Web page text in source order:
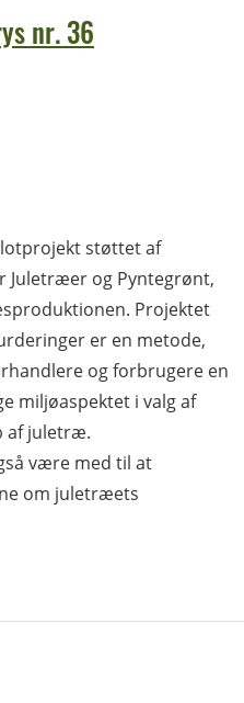
nr. 36
støttet af
Juletræer og Pyntegrønt,
Projektet
er en metode,
og forbrugere en
miljøaspektet i valg af
af juletræ.
være med til at
om juletræets